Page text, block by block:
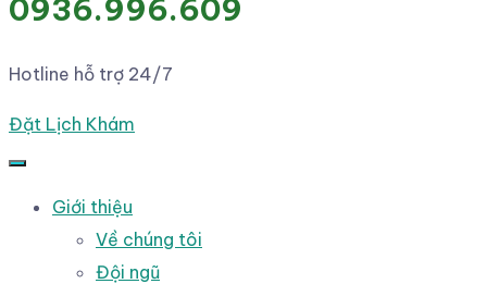
0936.996.609
Hotline hỗ trợ 24/7
Đặt Lịch Khám
Giới thiệu
Về chúng tôi
Đội ngũ